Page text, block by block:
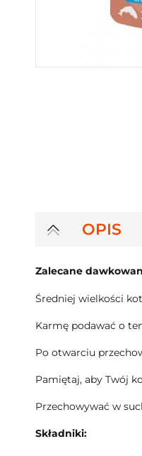
OPIS
Zalecane
Średniej wielkości
Karmę podawać o
Po otwarciu
Pamiętaj, aby Twój
Przechowywać w
Składniki: